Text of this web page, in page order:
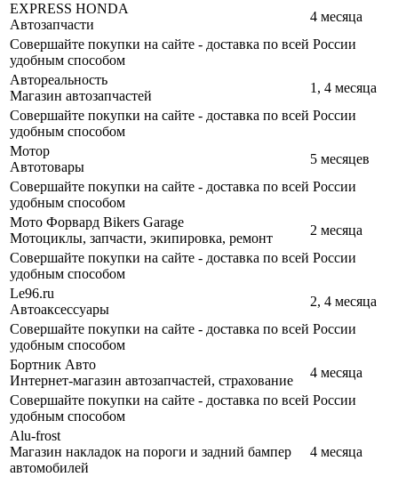
EXPRESS HONDA
Автозапчасти
4 месяца
Совершайте покупки на сайте - доставка по всей России
удобным способом
Автореальность
Магазин автозапчастей
1, 4 месяца
Совершайте покупки на сайте - доставка по всей России
удобным способом
Мотор
Автотовары
5 месяцев
Совершайте покупки на сайте - доставка по всей России
удобным способом
Мото Форвард Bikers Garage
Мотоциклы, запчасти, экипировка, ремонт
2 месяца
Совершайте покупки на сайте - доставка по всей России
удобным способом
Le96.ru
Автоаксессуары
2, 4 месяца
Совершайте покупки на сайте - доставка по всей России
удобным способом
Бортник Авто
Интернет-магазин автозапчастей, страхование
4 месяца
Совершайте покупки на сайте - доставка по всей России
удобным способом
Alu-frost
Магазин накладок на пороги и задний бампер
автомобилей
4 месяца